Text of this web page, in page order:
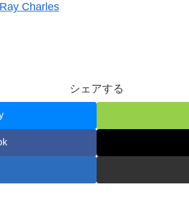
Ray Charles
シェアする